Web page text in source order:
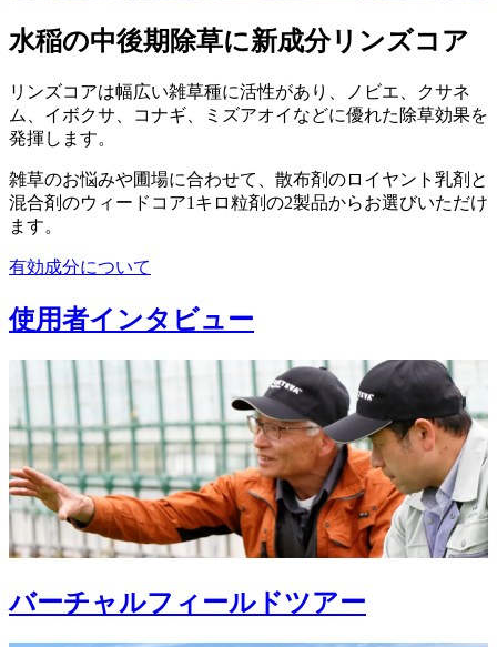
水稲の中後期除草に新成分リンズコア
リンズコアは幅広い雑草種に活性があり、ノビエ、クサネ
ム、イボクサ、コナギ、ミズアオイなどに優れた除草効果を
発揮します。
雑草のお悩みや圃場に合わせて、散布剤のロイヤント乳剤と
混合剤のウィードコア1キロ粒剤の2製品からお選びいただけ
ます。
有効成分について
使用者インタビュー
バーチャルフィールドツアー